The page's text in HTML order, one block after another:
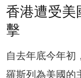
香港遭受美
擊
自去年底今年初
羅斯列為美國的